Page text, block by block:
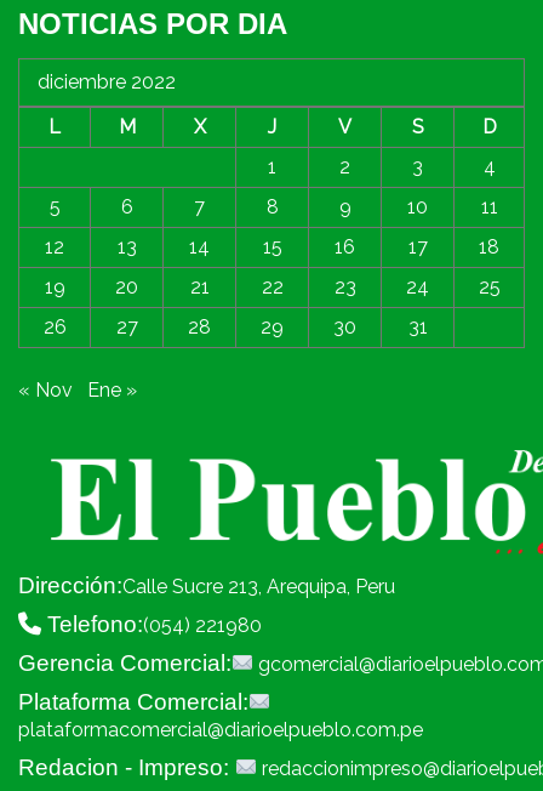
NOTICIAS POR DIA
diciembre 2022
L
M X J V S
D
1
2 3
4
5
6 7 8 9 10
11
12
13 14 15 16 17
18
19
20 21 22 23 24
25
26
27 28 29 30 31
« Nov Ene »
Dirección:Calle Sucre 213, Arequipa, Peru
Telefono:(054) 221980
Gerencia Comercial:
Plataforma Comercial:
plataformacomercial@diarioelpueblo.com.pe
Redacion - Impreso: